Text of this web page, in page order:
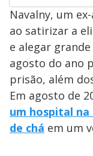
Navalny, um
ao satirizar a
e alegar
agosto do ano
prisão, além
Em agosto de
um hospital na
de chá em um